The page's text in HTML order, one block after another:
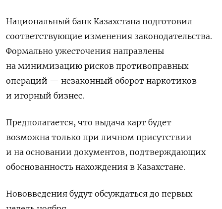
Национальный банк Казахстана подготовил
соответствующие изменения законодательства.
Формально ужесточения направлены
на минимизацию рисков противоправных
операций — незаконный оборот наркотиков
и игорный бизнес.
Предполагается, что выдача карт будет
возможна только при личном присутствии
и на основании документов, подтверждающих
обоснованность нахождения в Казахстане.
Нововведения будут обсуждаться до первых